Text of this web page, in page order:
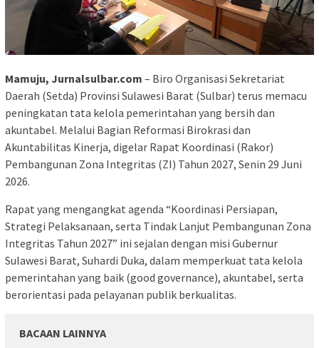
Mamuju, Jurnalsulbar.com – Biro Organisasi Sekretariat
Daerah (Setda) Provinsi Sulawesi Barat (Sulbar) terus memacu
peningkatan tata kelola pemerintahan yang bersih dan
akuntabel. Melalui Bagian Reformasi Birokrasi dan
Akuntabilitas Kinerja, digelar Rapat Koordinasi (Rakor)
Pembangunan Zona Integritas (ZI) Tahun 2027, Senin 29 Juni
2026.
Rapat yang mengangkat agenda “Koordinasi Persiapan,
Strategi Pelaksanaan, serta Tindak Lanjut Pembangunan Zona
Integritas Tahun 2027” ini sejalan dengan misi Gubernur
Sulawesi Barat, Suhardi Duka, dalam memperkuat tata kelola
pemerintahan yang baik (good governance), akuntabel, serta
berorientasi pada pelayanan publik berkualitas.
BACAAN LAINNYA